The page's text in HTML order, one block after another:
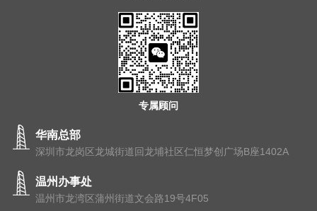
专属顾问
华南总部
深圳市龙岗区龙城街道回龙埔社区仁恒梦创广场B座1402A
温州办事处
温州市⻰湾区蒲州街道⽂会路19号4F05